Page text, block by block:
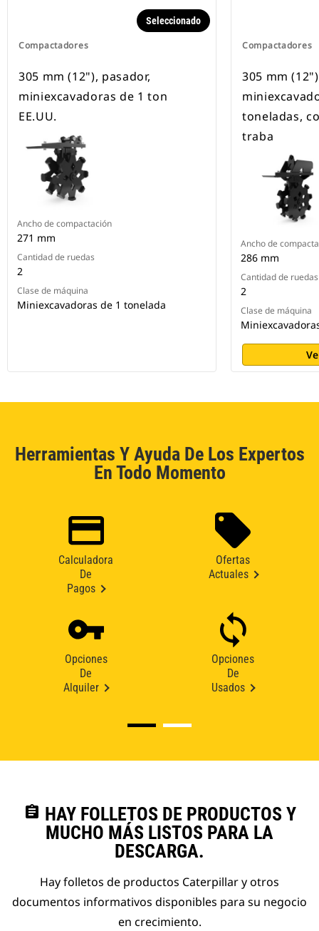
Compactadores
Seleccionado
305 mm (12"), pasador,
miniexcavadoras de 1 ton
EE.UU.
Ancho de compactación
271 mm
Cantidad de ruedas
2
Clase de máquina
Miniexcavadoras de 1 tonelada
Compactadores
305 mm
toneladas,
traba
Ancho de
286 mm
Cantidad de ruedas
2
Clase de máquina
Herramientas Y Ayuda De Los Expertos
En Todo Momento
Calculadora
De
Pagos
Ofertas
Actuales
Opciones
De
Alquiler
Opciones
De
Usados
assignment HAY FOLLETOS DE PRODUCTOS Y
MUCHO MÁS LISTOS PARA LA
DESCARGA.
Hay folletos de productos Caterpillar y otros
documentos informativos disponibles para su negocio
en crecimiento.